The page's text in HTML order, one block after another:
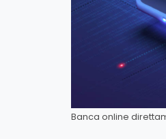
Banca online